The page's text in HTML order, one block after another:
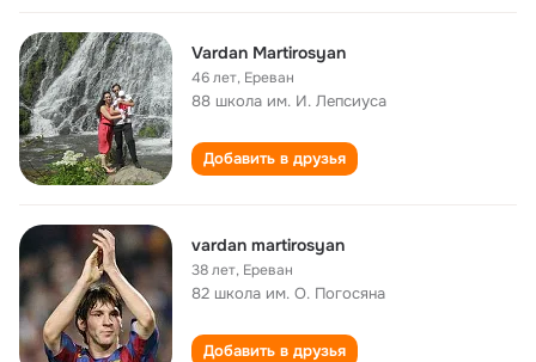
Vardan Martirosyan
46 лет, Ереван
88 школа им. И. Лепсиуса
Добавить в друзья
vardan martirosyan
38 лет, Ереван
82 школа им. О. Погосяна
Добавить в друзья